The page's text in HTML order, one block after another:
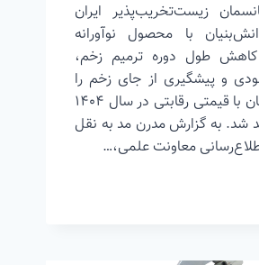
زیست‌تخریب‌پذیر ایران
با محصول نوآورانه
کاهش طول دوره ترمیم زخم،
و پیشگیری از جای زخم را
می‌دهد. این پانسمان با قیمتی رقابتی در سال ۱۴۰۴
شد. به گزارش مدرن مد به نقل
معاونت علمی،…